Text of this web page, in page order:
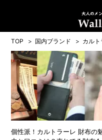
TOP 国内ブランド カル
個性派！カルトラーレ 財布の